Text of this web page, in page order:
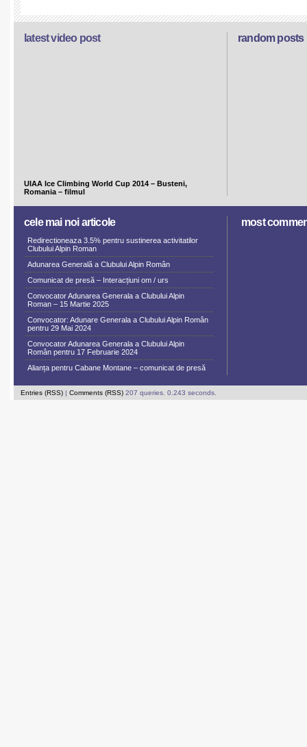
random posts
latest video post
UIAA Ice Climbing World Cup 2014 – Busteni,
Romania – filmul
cele mai noi articole
Redirectioneaza 3.5% pentru sustinerea activitatilor
Clubului Alpin Roman
Adunarea Generală a Clubului Alpin Român
Comunicat de presă – Interacțiuni om / urs
Convocator Adunarea Generala a Clubului Alpin
Roman – 15 Martie 2025
Convocator: Adunare Generala a Clubului Alpin Român
pentru 29 Mai 2024
Convocator Adunarea Generala a Clubului Alpin
Român pentru 17 Februarie 2024
Alianța pentru Cabane Montane – comunicat de presă
most
Entries (RSS) | Comments (RSS) 207 queries. 0.243 seconds.